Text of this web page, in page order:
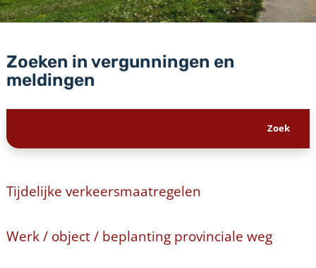
Zoeken in vergunningen en
meldingen
Tijdelijke verkeersmaatregelen
Werk / object / beplanting provinciale weg